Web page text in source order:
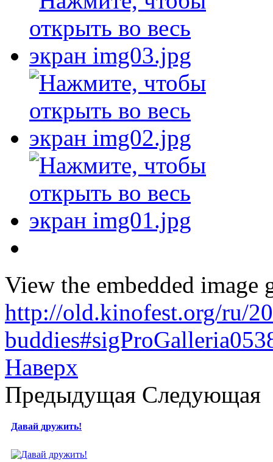
View the embedded image
http://old.kinofest.org/ru/
Наверх
Предыдущая Следующая
Давай дружить!